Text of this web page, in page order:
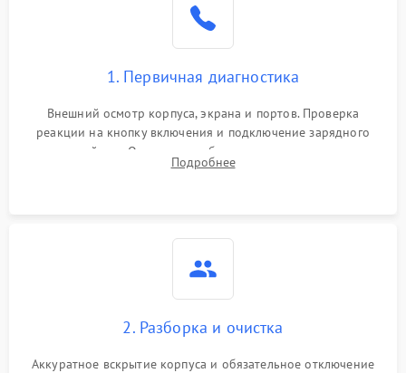
1. Первичная диагностика
Внешний осмотр корпуса, экрана и портов. Проверка
реакции на кнопку включения и подключение зарядного
устройства. Оценка потребления тока с помощью
лабораторного блока питания для локализации проблемы.
Подробнее
2. Разборка и очистка
Аккуратное вскрытие корпуса и обязательное отключение